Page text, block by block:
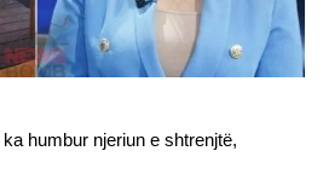
humbur njeriun e shtrenjtë,